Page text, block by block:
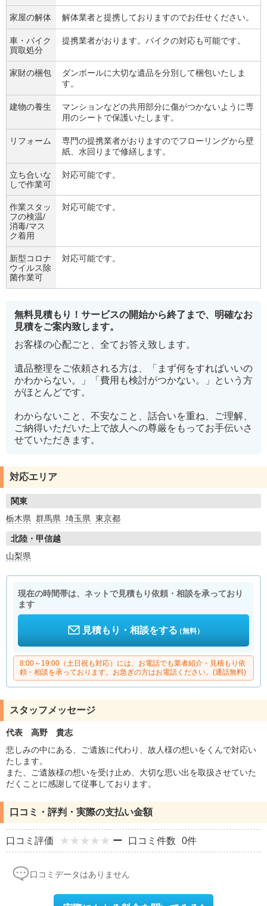
家屋の解体 解体業者と提携しておりますのでお任せください。
車・バイク
買取処分
提携業者がおります。バイクの対応も可能です。
家財の梱包
ダンボールに大切な遺品を分別して梱包いたしま
す。
建物の養生
マンションなどの共用部分に傷がつかないように専
用のシートで保護いたします。
リフォーム
専門の提携業者がおりますのでフローリングから壁
紙、水回りまで修繕します。
立ち合いな
しで作業可
対応可能です。
作業スタッ
フの検温/
消毒/マス
ク着用
対応可能です。
新型コロナ
ウイルス除
菌作業可
対応可能です。
無料見積もり！サービスの開始から終了まで、明確なお
見積をご案内致します。
お客様の心配ごと、全てお答え致します。
遺品整理をご依頼される方は、「まず何をすればいいの
かわからない。」「費用も検討がつかない。」という方
がほとんどです。
わからないこと、不安なこと、話合いを重ね、ご理解、
ご納得いただいた上で故人への尊厳をもってお手伝いさ
せていただきます。
対応エリア
関東
栃木県 群馬県 埼玉県 東京都
北陸・甲信越
山梨県
現在の時間帯は、ネットで見積もり依頼・相談を承っており
ます
見積もり・相談をする（無料）
8:00～19:00（土日祝も対応）には、お電話でも業者紹介・見積もり依
頼・相談を承っております。お急ぎの方はお電話ください。(通話無料)
スタッフメッセージ
代表 高野 貴志
悲しみの中にある、ご遺族に代わり、故人様の想いをくんで対応い
たします。
また、ご遺族様の想いを受け止め、大切な思い出を取扱させていた
だくことに感謝して従事しております。
口コミ・評判・実際の支払い金額
口コミ評価 ー 口コミ件数 0件
口コミデータはありません